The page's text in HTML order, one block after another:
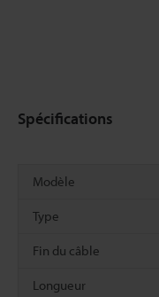
Spécifications
Modèle
Type
Fin du câble
Longueur